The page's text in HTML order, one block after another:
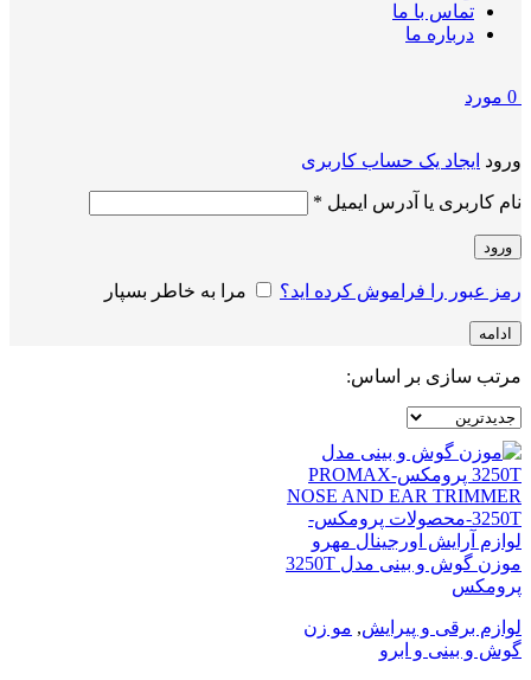
تماس با ما
درباره ما
0 مورد
ورود ایجاد یک حساب کاربری
نام کاربری یا آدرس ایمیل *
ورود
رمز عبور را فراموش کرده اید؟ مرا به خاطر بسپار
ادامه
مرتب سازی بر اساس:
موزن گوش و بینی مدل 3250T
پرومکس
لوازم برقی و پیرایش, مو زن
گوش و بینی و ابرو